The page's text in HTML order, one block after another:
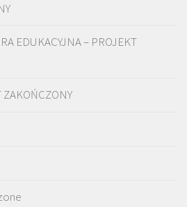
EDUKACYJNA – PROJEKT
ZAKOŃCZONY